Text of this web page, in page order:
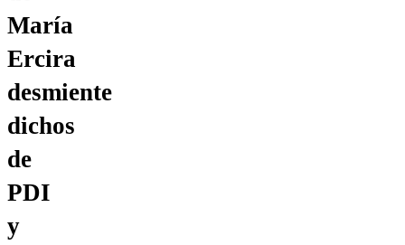
María
Ercira
desmiente
dichos
de
PDI
y